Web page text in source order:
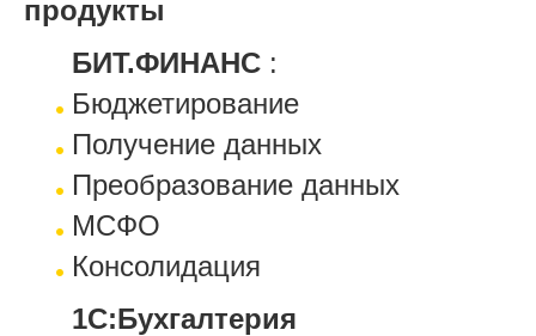
продукты
БИТ.ФИНАНС :
Бюджетирование
Получение данных
Преобразование данных
МСФО
Консолидация
1С:Бухгалтерия